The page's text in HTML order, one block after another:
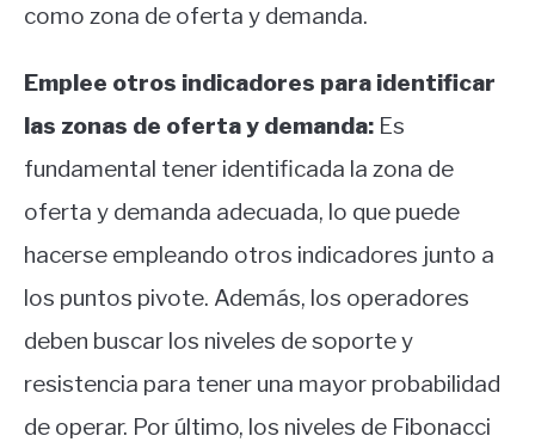
como zona de oferta y demanda.
Emplee otros indicadores para identificar
las zonas de oferta y demanda: Es
fundamental tener identificada la zona de
oferta y demanda adecuada, lo que puede
hacerse empleando otros indicadores junto a
los puntos pivote. Además, los operadores
deben buscar los niveles de soporte y
resistencia para tener una mayor probabilidad
de operar. Por último, los niveles de Fibonacci